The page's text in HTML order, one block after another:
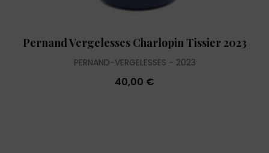
Pernand Vergelesses Charlopin Tissier 2023
PERNAND-VERGELESSES 2023
40,00 €